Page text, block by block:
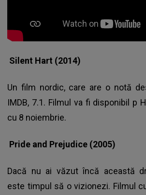
Silent Hart (2014)
Un film nordic, care are o notă
IMDB, 7.1. Filmul va fi disponibil p
cu 8 noiembrie.
Pride and Prejudice (2005)
Dacă nu ai văzut încă această
este timpul să o vizionezi. Filmul